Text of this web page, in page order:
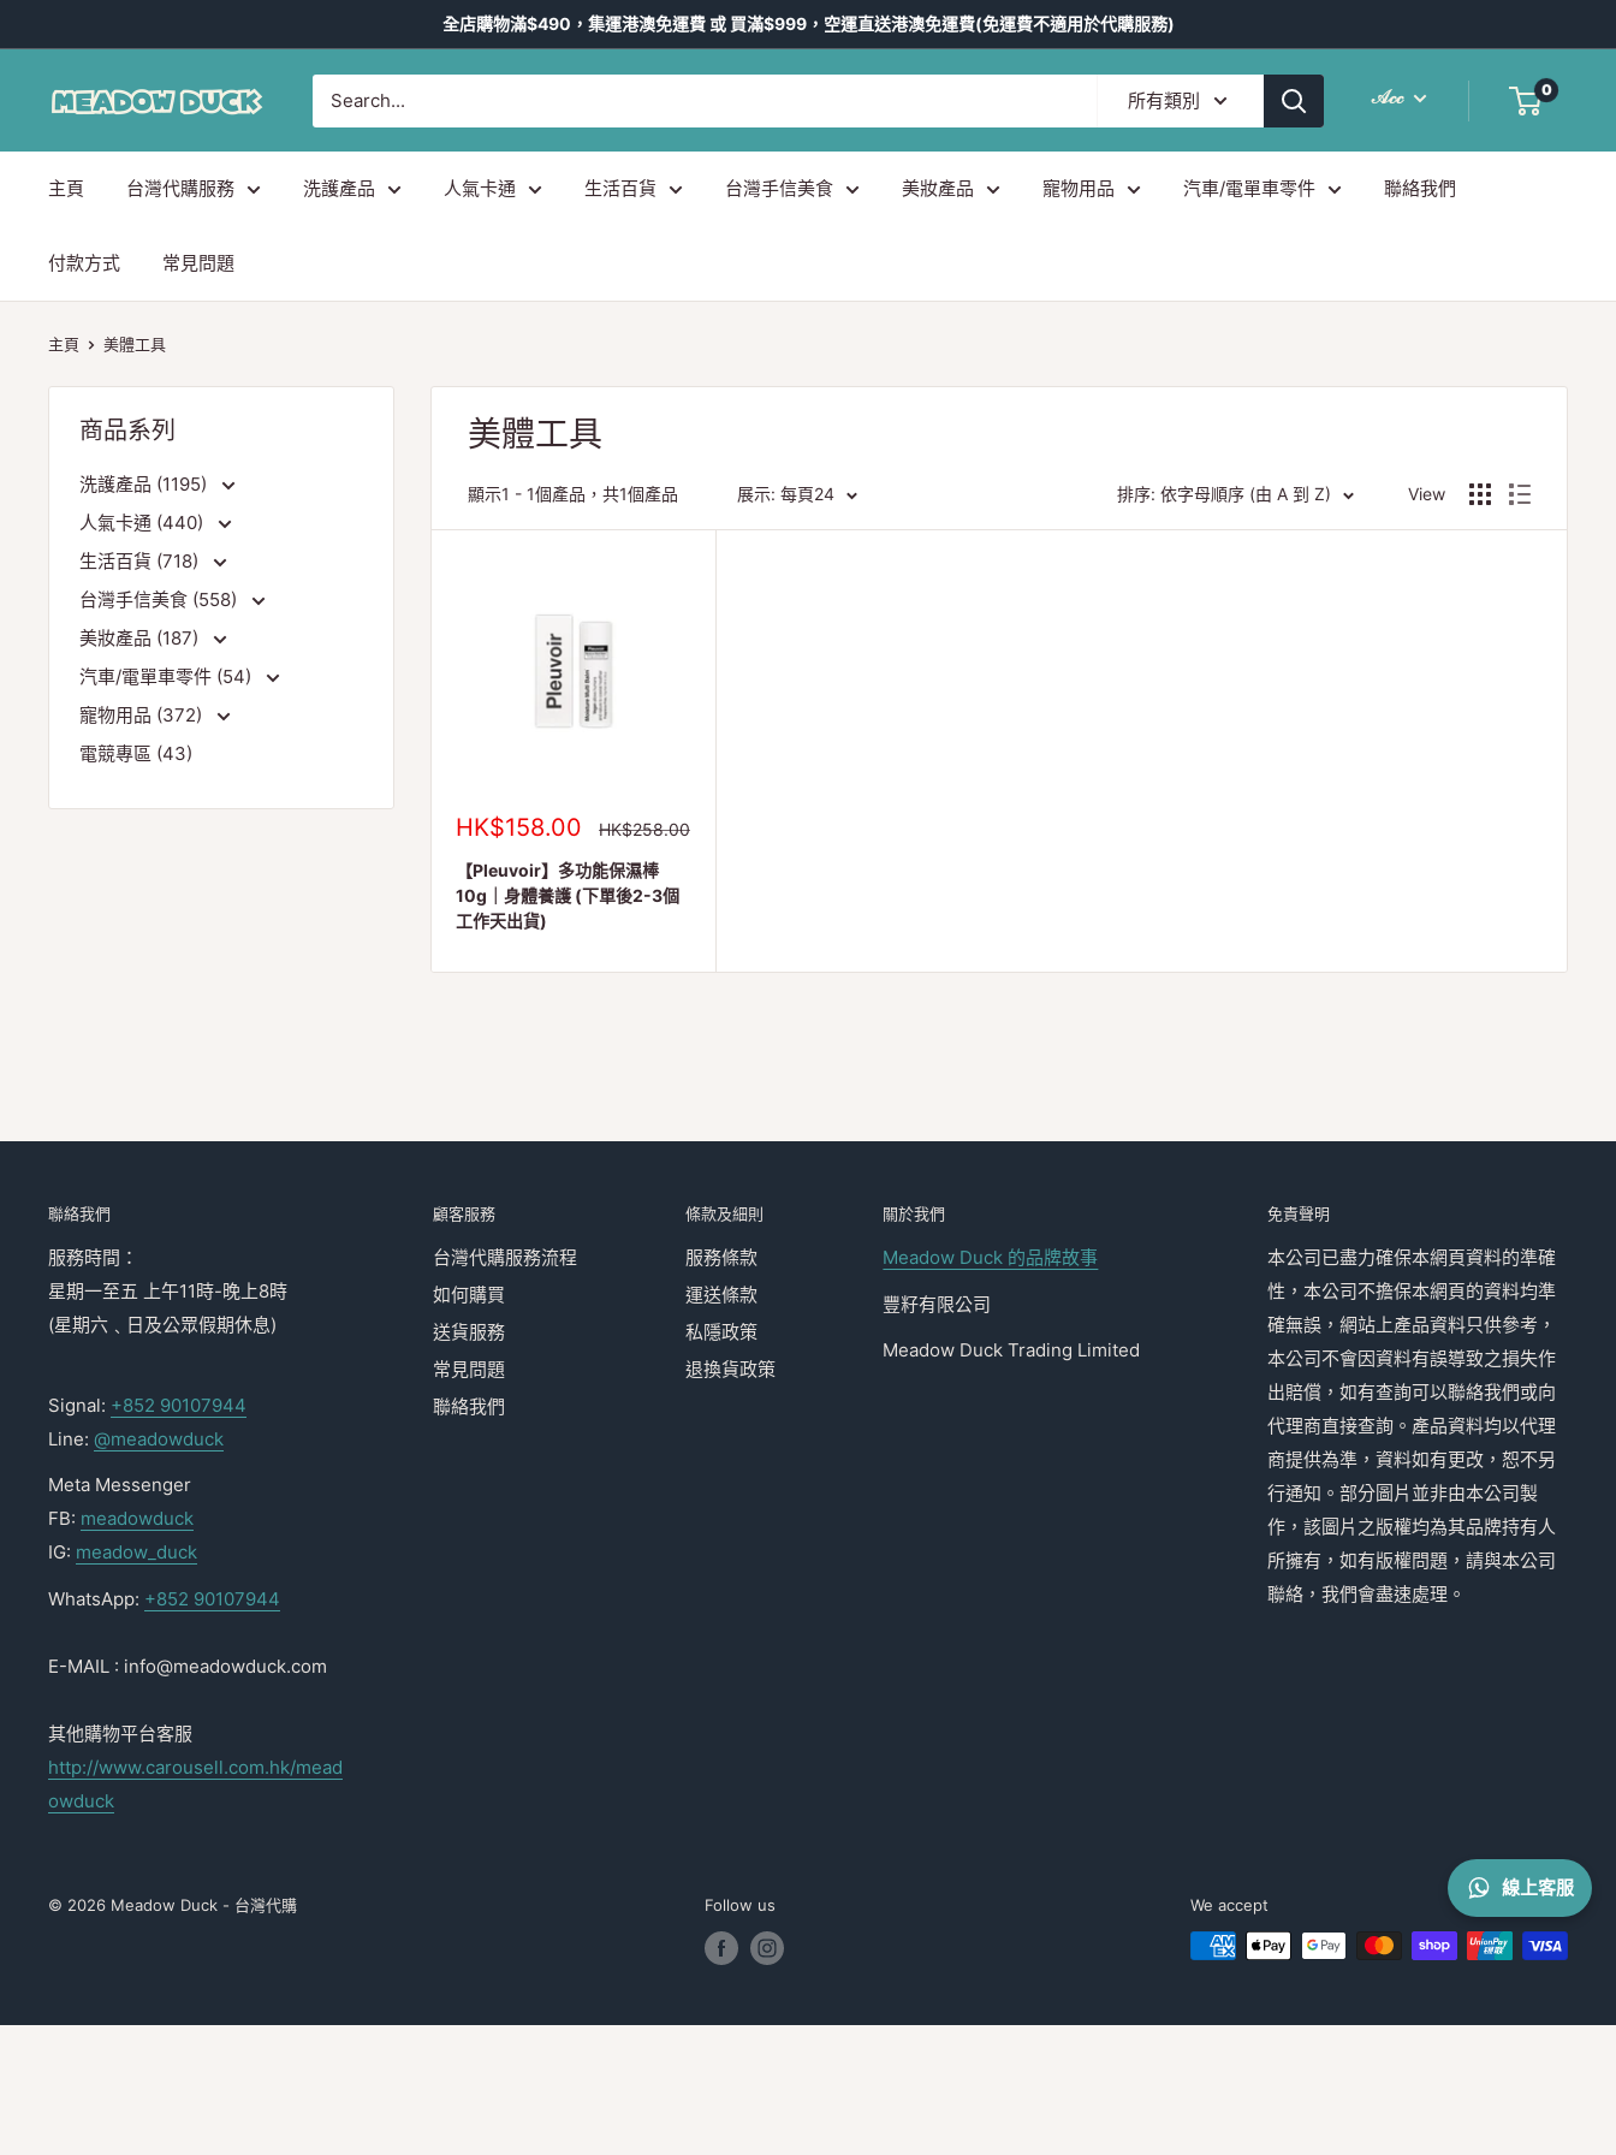
到
全店購物滿$490，集運港澳免運費 或 買滿$999，空運直送港澳免運費(免運費不適用於代購服務)
Meadow
Duck
-
台
代
所有類別 𝒜𝒸𝒸 0
主頁 台灣代購服務 洗護產品 人氣卡通 生活百貨 台灣手信美食 美妝產品 寵物用品 汽車/電單車零件 聯絡我們
付款方式 常見問題
主頁 美體工具
商品系列
洗護產品 (1195)
人氣卡通 (440)
生活百貨 (718)
台灣手信美食 (558)
美妝產品 (187)
汽車/電單車零件 (54)
寵物用品 (372)
電競專區 (43)
美體工具
顯示1 - 1個產品，共1個產品 展示: 每頁24 排序: 依字母順序 (由 A 到 Z) View
銷
價
格
HK$158.00
正
價
格
HK$258.00
【Pleuvoir】多功能保濕棒
10g｜身體養護 (下單後2-3個
工作天出貨)
聯絡我們
服務時間：
星期一至五 上午11時-晚上8時
(星期六﹑日及公眾假期休息)
Signal: +852 90107944
Line: @meadowduck
Meta Messenger
FB: meadowduck
IG: meadow_duck
WhatsApp: +852 90107944
E-MAIL : info@meadowduck.com
其他購物平台客服
http://www.carousell.com.hk/mead
owduck
顧客服務
台灣代購服務流程
如何購買
送貨服務
常見問題
聯絡我們
條款及細則
服務條款
運送條款
私隱政策
退換貨政策
關於我們
Meadow Duck 的品牌故事
豐籽有限公司
Meadow Duck Trading Limited
免責聲明
本公司已盡力確保本網頁資料的準確
性，本公司不擔保本網頁的資料均準
確無誤，網站上產品資料只供參考，
本公司不會因資料有誤導致之損失作
出賠償，如有查詢可以聯絡我們或向
代理商直接查詢。產品資料均以代理
商提供為準，資料如有更改，恕不另
行通知。部分圖片並非由本公司製
作，該圖片之版權均為其品牌持有人
所擁有，如有版權問題，請與本公司
聯絡，我們會盡速處理。
© 2026 Meadow Duck - 台灣代購 Follow us We accept
線上客服